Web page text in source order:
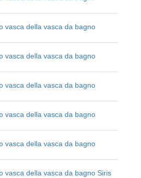
vasca della vasca da bagno
vasca della vasca da bagno
vasca della vasca da bagno
vasca della vasca da bagno
vasca della vasca da bagno
vasca della vasca da bagno Siris